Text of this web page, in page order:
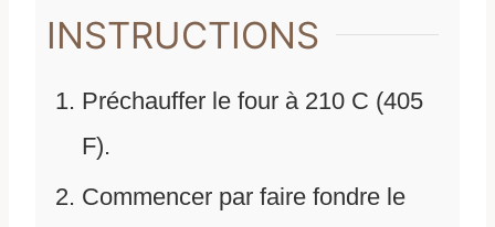
INSTRUCTIONS
Préchauffer le four à 210 C (405
F).
Commencer par faire fondre le